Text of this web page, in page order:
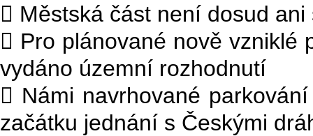
 Městská část není dosud
 Pro plánované nově vzniklé
vydáno územní rozhodnutí
 Námi navrhované
začátku jednání s Českými